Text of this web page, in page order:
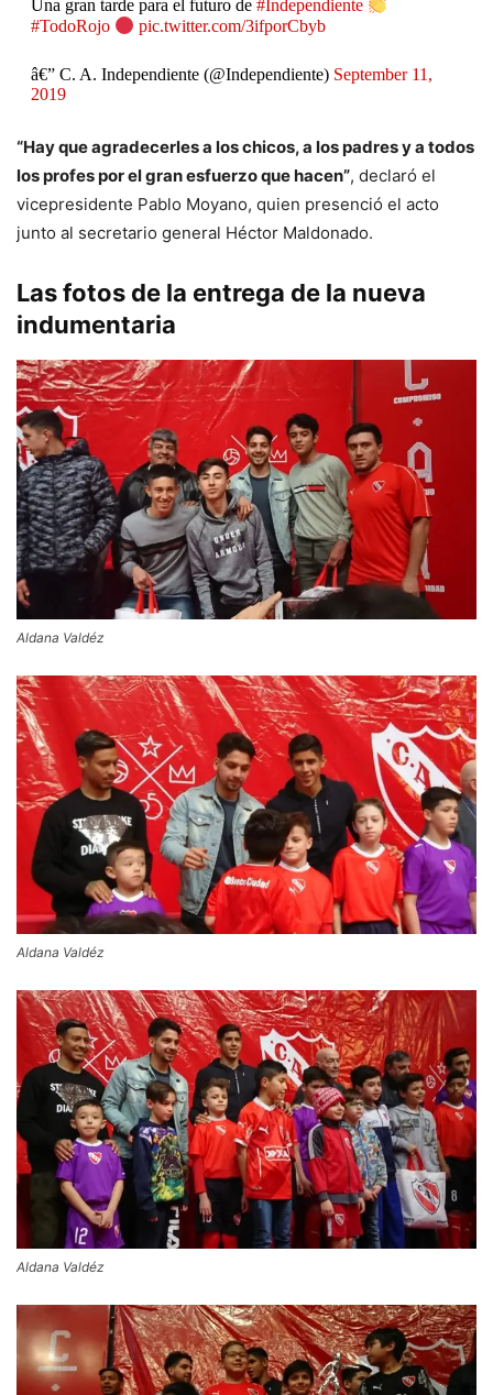
Una gran tarde para el futuro de #Independiente
#TodoRojo
pic.twitter.com/3ifporCbyb
â€” C. A. Independiente (@Independiente) September 11,
2019
“Hay que agradecerles a los chicos, a los padres y a todos
los profes por el gran esfuerzo que hacen”, declaró el
vicepresidente Pablo Moyano, quien presenció el acto
junto al secretario general Héctor Maldonado.
Las fotos de la entrega de la nueva
indumentaria
Aldana Valdéz
Aldana Valdéz
Aldana Valdéz